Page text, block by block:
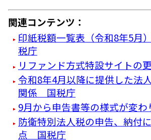
関連コンテンツ：
印紙税額一覧表（令和8年5
税庁
リファンド方式特設サイト
令和8年4月以降に提供した法
関係 国税庁
9月から申告書等の様式が変
防衛特別法人税の申告、納付
点 国税庁